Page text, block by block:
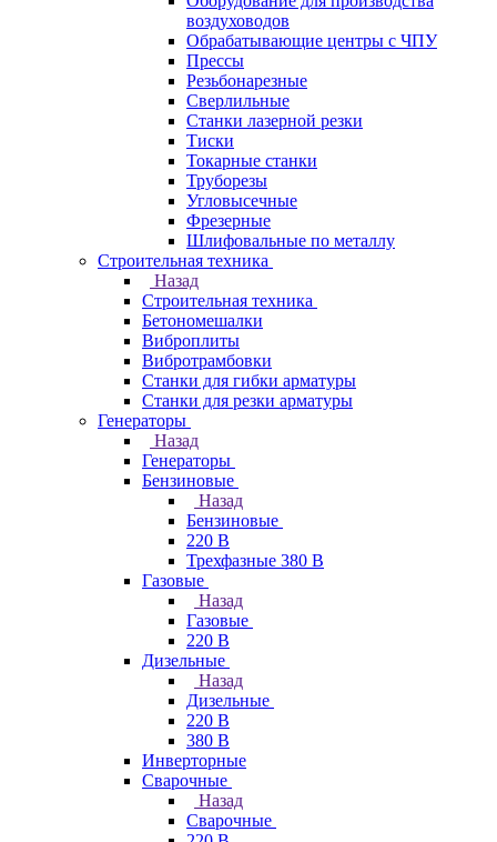
воздуховодов
Обрабатывающие центры с ЧПУ
Прессы
Резьбонарезные
Сверлильные
Станки лазерной резки
Тиски
Токарные станки
Труборезы
Угловысечные
Фрезерные
Шлифовальные по металлу
Строительная техника
Назад
Строительная техника
Бетономешалки
Виброплиты
Вибротрамбовки
Станки для гибки арматуры
Станки для резки арматуры
Генераторы
Назад
Генераторы
Бензиновые
Назад
Бензиновые
220 В
Трехфазные 380 В
Газовые
Назад
Газовые
220 В
Дизельные
Назад
Дизельные
220 В
380 В
Инверторные
Сварочные
Назад
Сварочные